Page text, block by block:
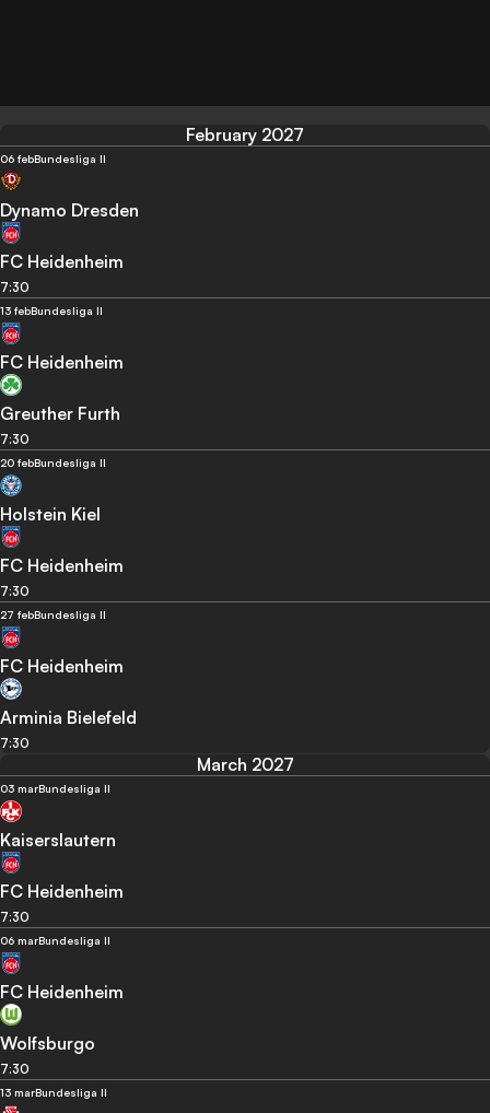
February 2027
06 febBundesliga II
Dynamo Dresden
FC Heidenheim
7:30
13 febBundesliga II
FC Heidenheim
Greuther Furth
7:30
20 febBundesliga II
Holstein Kiel
FC Heidenheim
7:30
27 febBundesliga II
FC Heidenheim
Arminia Bielefeld
7:30
March 2027
03 marBundesliga II
Kaiserslautern
FC Heidenheim
7:30
06 marBundesliga II
FC Heidenheim
Wolfsburgo
7:30
13 marBundesliga II